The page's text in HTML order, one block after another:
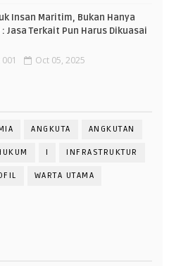
Insan Maritim, Bukan Hanya
Jasa Terkait Pun Harus Dikuasai
Oct 05, 2025
ANGKUTA ANGKUTAN
I INFRASTRUKTUR
WARTA UTAMA